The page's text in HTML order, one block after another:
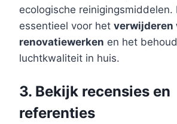
ecologische reinigingsmiddelen.
essentieel voor het verwijderen
renovatiewerken en het
luchtkwaliteit in huis.
3. Bekijk recensies en
referenties